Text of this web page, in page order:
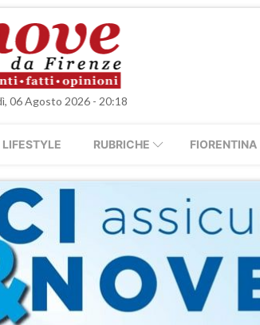
06 Agosto 2026 - 20:18
LIFESTYLE RUBRICHE FIORENTINA